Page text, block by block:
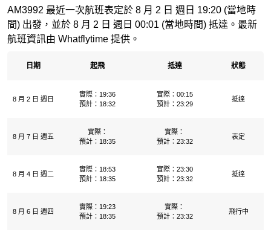
AM3992 最近一次航班表定於 8 月 2 日 週日 19:20 (當地時
間) 出發，並於 8 月 2 日 週日 00:01 (當地時間) 抵達。最新
航班資訊由 Whatflytime 提供。
日期 起飛 抵達 狀態
8 月 2 日 週日
實際：19:36
預計：18:32
實際：00:15
預計：23:29
抵達
8 月 7 日 週五
實際：
預計：18:35
實際：
預計：23:32
表定
8 月 4 日 週二
實際：18:53
預計：18:35
實際：23:30
預計：23:32
抵達
8 月 6 日 週四
實際：19:23
預計：18:35
實際：
預計：23:32
飛行中